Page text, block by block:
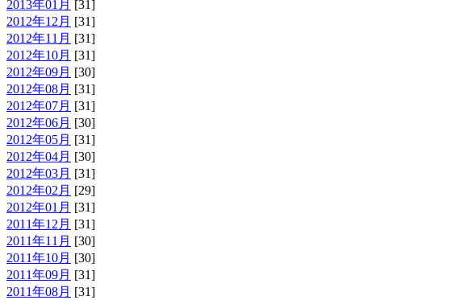
2013年01月 [31]
2012年12月 [31]
2012年11月 [31]
2012年10月 [31]
2012年09月 [30]
2012年08月 [31]
2012年07月 [31]
2012年06月 [30]
2012年05月 [31]
2012年04月 [30]
2012年03月 [31]
2012年02月 [29]
2012年01月 [31]
2011年12月 [31]
2011年11月 [30]
2011年10月 [30]
2011年09月 [31]
2011年08月 [31]